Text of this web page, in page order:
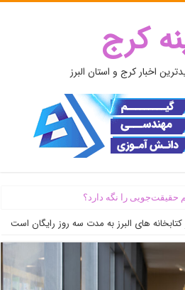
کرج
اخبار کرج و استان البرز
حقیقت‌جویی را نگه دارد؟
های البرز به مدت سه روز رایگان است